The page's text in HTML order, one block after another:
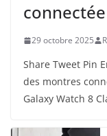
29 octobre 2025
Share Tweet Pin
des montres
Galaxy Watch 8